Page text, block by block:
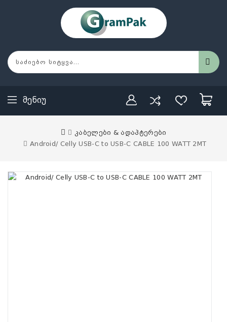
Მენიუ
კაბელები & ადაპტერები
Android/ Celly USB-C to USB-C CABLE 100 WATT 2MT